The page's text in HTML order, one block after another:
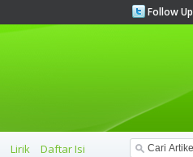
Follow Up
Lirik Daftar Isi